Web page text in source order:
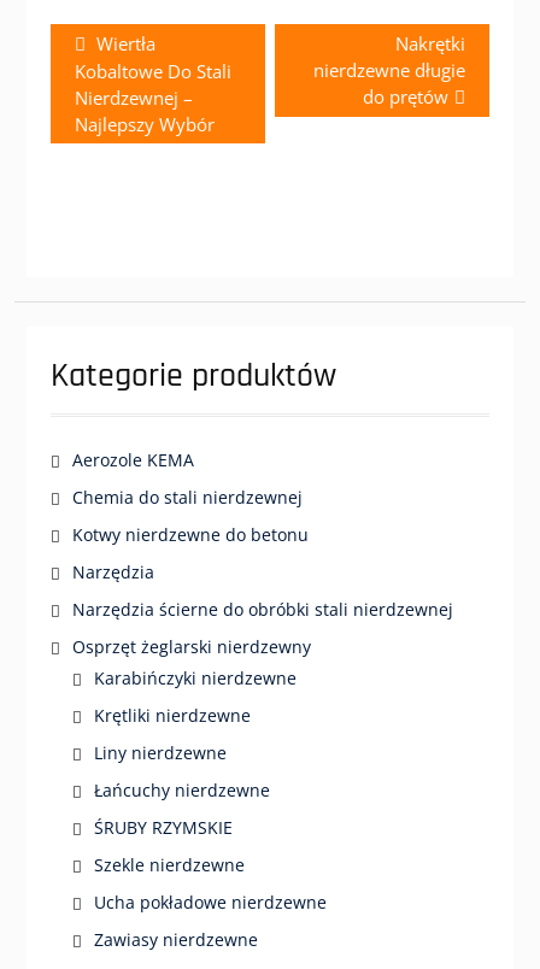
Zobacz
wpisyPrevious
post:
Wiertła
Kobaltowe Do Stali
Nierdzewnej –
Najlepszy Wybór
Next
post:
Nakrętki
nierdzewne długie
do prętów
Kategorie produktów
Aerozole KEMA
Chemia do stali nierdzewnej
Kotwy nierdzewne do betonu
Narzędzia
Narzędzia ścierne do obróbki stali nierdzewnej
Osprzęt żeglarski nierdzewny
Karabińczyki nierdzewne
Krętliki nierdzewne
Liny nierdzewne
Łańcuchy nierdzewne
ŚRUBY RZYMSKIE
Szekle nierdzewne
Ucha pokładowe nierdzewne
Zawiasy nierdzewne